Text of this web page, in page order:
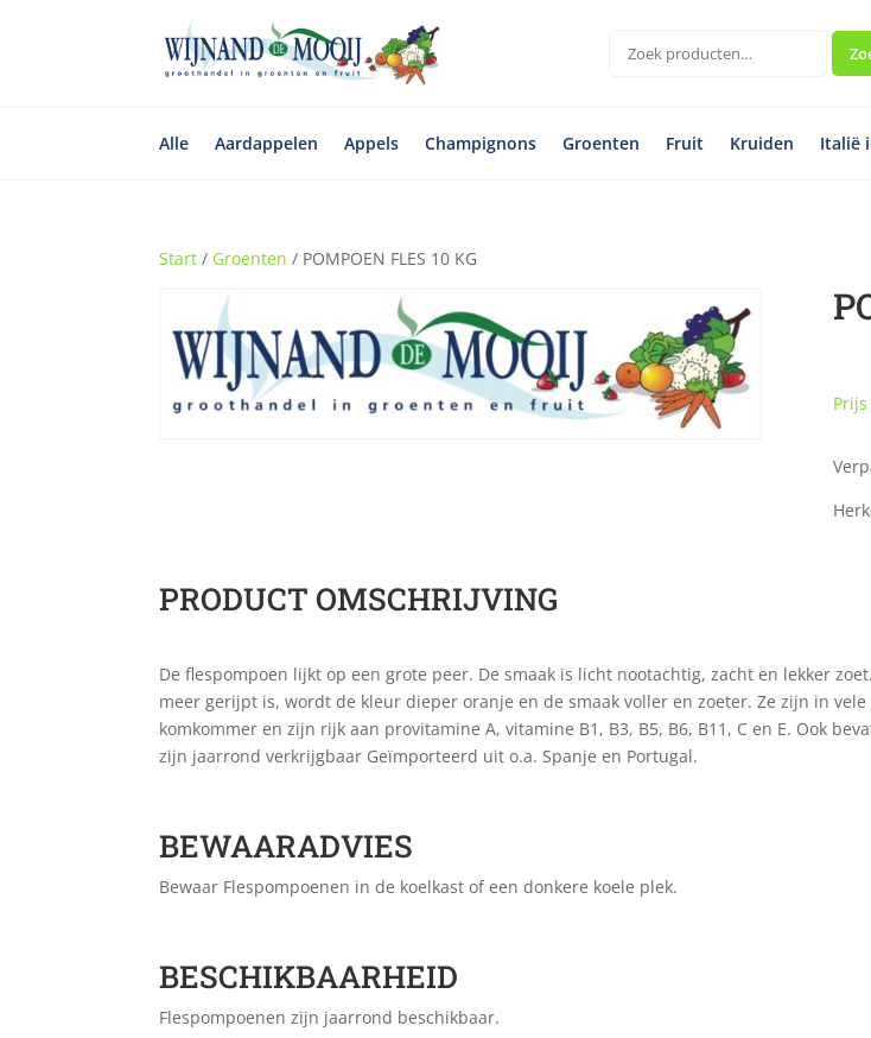
Zoeken
Alle Aardappelen Appels Champignons Groenten Fruit Kruiden Italië
Start / Groenten / POMPOEN FLES 10 KG
PRODUCT OMSCHRIJVING
De flespompoen lijkt op een grote peer. De smaak is licht nootachtig, zacht en lekker
meer gerijpt is, wordt de kleur dieper oranje en de smaak voller en zoeter. Ze zijn in
komkommer en zijn rijk aan provitamine A, vitamine B1, B3, B5, B6, B11, C en E. Ook
zijn jaarrond verkrijgbaar Geïmporteerd uit o.a. Spanje en Portugal.
BEWAARADVIES
Bewaar Flespompoenen in de koelkast of een donkere koele plek.
BESCHIKBAARHEID
Flespompoenen zijn jaarrond beschikbaar.